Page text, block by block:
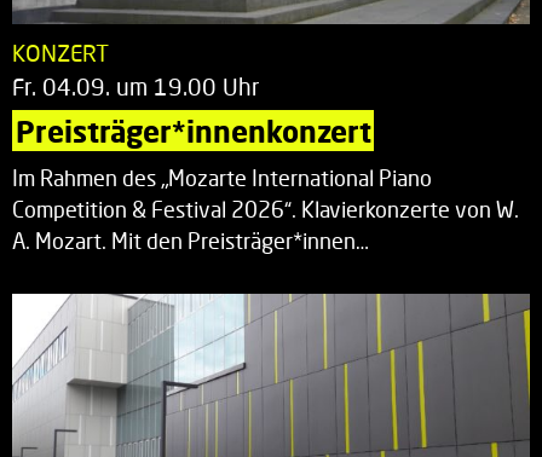
KONZERT
Fr. 04.09. um 19.00 Uhr
Preisträger*innenkonzert
Im Rahmen des „Mozarte International Piano
Competition & Festival 2026“. Klavierkonzerte von W.
A. Mozart. Mit den Preisträger*innen…